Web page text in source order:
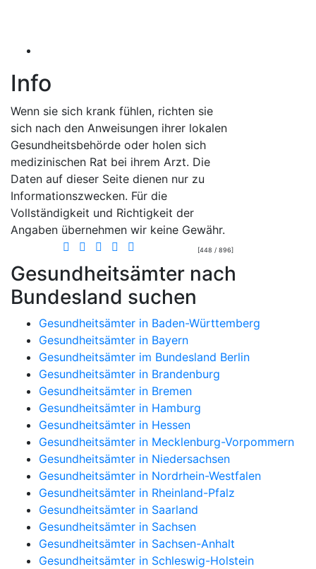
Info
Wenn sie sich krank fühlen, richten sie
sich nach den Anweisungen ihrer lokalen
Gesundheitsbehörde oder holen sich
medizinischen Rat bei ihrem Arzt. Die
Daten auf dieser Seite dienen nur zu
Informationszwecken. Für die
Vollständigkeit und Richtigkeit der
Angaben übernehmen wir keine Gewähr.
[448 / 896]
Gesundheitsämter nach
Bundesland suchen
Gesundheitsämter in Baden-Württemberg
Gesundheitsämter in Bayern
Gesundheitsämter im Bundesland Berlin
Gesundheitsämter in Brandenburg
Gesundheitsämter in Bremen
Gesundheitsämter in Hamburg
Gesundheitsämter in Hessen
Gesundheitsämter in Mecklenburg-Vorpommern
Gesundheitsämter in Niedersachsen
Gesundheitsämter in Nordrhein-Westfalen
Gesundheitsämter in Rheinland-Pfalz
Gesundheitsämter in Saarland
Gesundheitsämter in Sachsen
Gesundheitsämter in Sachsen-Anhalt
Gesundheitsämter in Schleswig-Holstein